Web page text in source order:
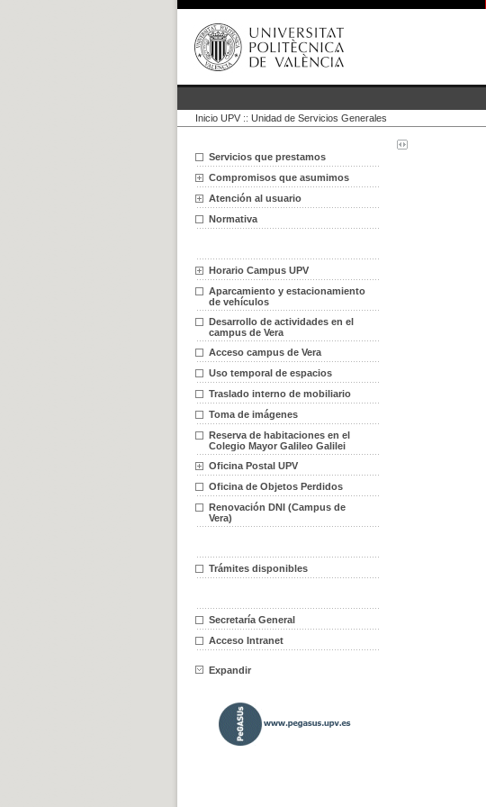
Inicio UPV :: Unidad de Servicios Generales
Servicios que prestamos
Compromisos que asumimos
Atención al usuario
Normativa
Horario Campus UPV
Aparcamiento y estacionamiento
de vehículos
Desarrollo de actividades en el
campus de Vera
Acceso campus de Vera
Uso temporal de espacios
Traslado interno de mobiliario
Toma de imágenes
Reserva de habitaciones en el
Colegio Mayor Galileo Galilei
Oficina Postal UPV
Oficina de Objetos Perdidos
Renovación DNI (Campus de
Vera)
Trámites disponibles
Secretaría General
Acceso Intranet
Expandir